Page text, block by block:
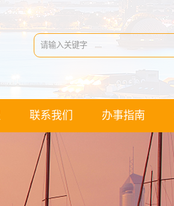
联系我们 办事指南